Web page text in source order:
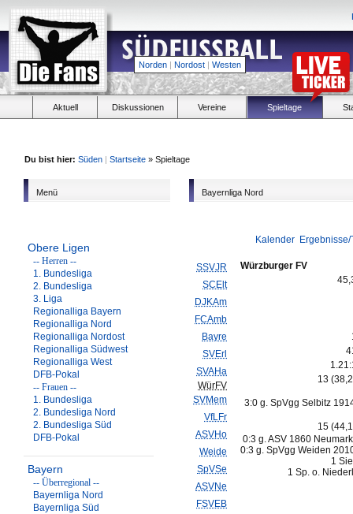
Norden | Nordost | Westen
Aktuell Diskussionen Vereine Spieltage
Du bist hier: Süden | Startseite » Spieltage
Menü
Obere Ligen
-- Herren --
1. Bundesliga
2. Bundesliga
3. Liga
Regionalliga Bayern
Regionalliga Nord
Regionalliga Nordost
Regionalliga Südwest
Regionalliga West
DFB-Pokal
-- Frauen --
1. Bundesliga
2. Bundesliga Nord
2. Bundesliga Süd
DFB-Pokal
Bayern
-- Überregional --
Bayernliga Nord
Bayernliga Süd
Bayernliga Nord
Kalender
SSVJR
SCElt
DJKAm
FCAmb
Bayre
SVErl
SVAHa
WürFV
SVMem
VfLFr
ASVHo
Weide
SpVSe
ASVNe
FSVEB
Würzburger FV
13
3:0 g. SpVgg Selbitz
15
0:3 g. ASV 1860
0:3 g. SpVgg Weiden
1
1 Sp. o.